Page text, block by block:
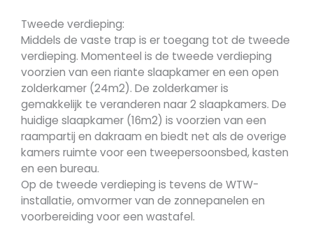
Tweede verdieping:
Middels de vaste trap is er toegang tot de tweede
verdieping. Momenteel is de tweede verdieping
voorzien van een riante slaapkamer en een open
zolderkamer (24m2). De zolderkamer is
gemakkelijk te veranderen naar 2 slaapkamers. De
huidige slaapkamer (16m2) is voorzien van een
raampartij en dakraam en biedt net als de overige
kamers ruimte voor een tweepersoonsbed, kasten
en een bureau.
Op de tweede verdieping is tevens de WTW-
installatie, omvormer van de zonnepanelen en
voorbereiding voor een wastafel.